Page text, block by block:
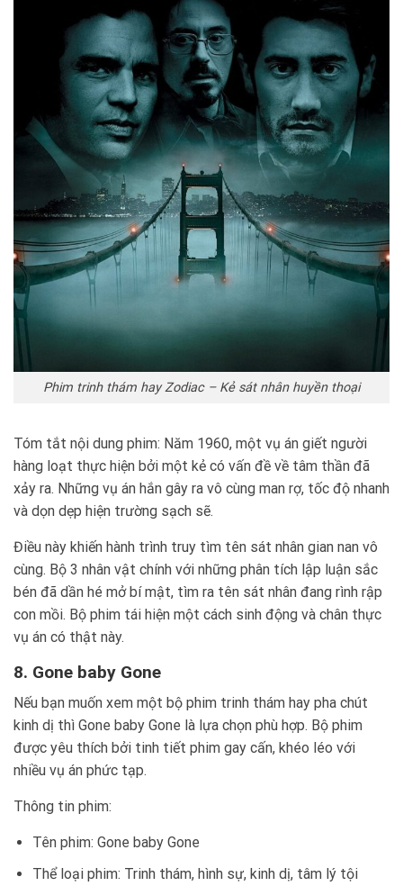
Phim trinh thám hay Zodiac – Kẻ sát nhân huyền thoại
Tóm tắt nội dung phim: Năm 1960, một vụ án giết người
hàng loạt thực hiện bởi một kẻ có vấn đề về tâm thần đã
xảy ra. Những vụ án hắn gây ra vô cùng man rợ, tốc độ nhanh
và dọn dẹp hiện trường sạch sẽ.
Điều này khiến hành trình truy tìm tên sát nhân gian nan vô
cùng. Bộ 3 nhân vật chính với những phân tích lập luận sắc
bén đã dần hé mở bí mật, tìm ra tên sát nhân đang rình rập
con mồi. Bộ phim tái hiện một cách sinh động và chân thực
vụ án có thật này.
8. Gone baby Gone
Nếu bạn muốn xem một bộ phim trinh thám hay pha chút
kinh dị thì Gone baby Gone là lựa chọn phù hợp. Bộ phim
được yêu thích bởi tinh tiết phim gay cấn, khéo léo với
nhiều vụ án phức tạp.
Thông tin phim:
Tên phim: Gone baby Gone
Thể loại phim: Trinh thám, hình sự, kinh dị, tâm lý tội